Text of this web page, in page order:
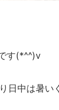
す(*^^)v
日中は暑い